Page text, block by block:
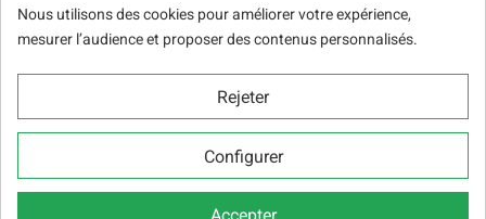
Le sapin artificiel floqué blanc
Le sapin artificiel Bogota
-Livraison de sapin artificiel à
Paris-Livraison de votre sapin à Nantes-Livraison de
sapin artificiel à Bordeaux
Nous utilisons des cookies pour améliorer votre expérience,
mesurer l’audience et proposer des contenus personnalisés.
Rejeter
Configurer